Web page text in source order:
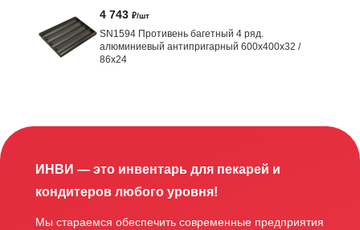
4 743 ₽/шт
SN1594 Противень багетный 4 ряд.
алюминиевый антипригарный 600х400х32 /
86х24
ИНВИ — это инвентарь для пекарей и
кондитеров любого уровня!
Мы стараемся обеспечить современные предприятия